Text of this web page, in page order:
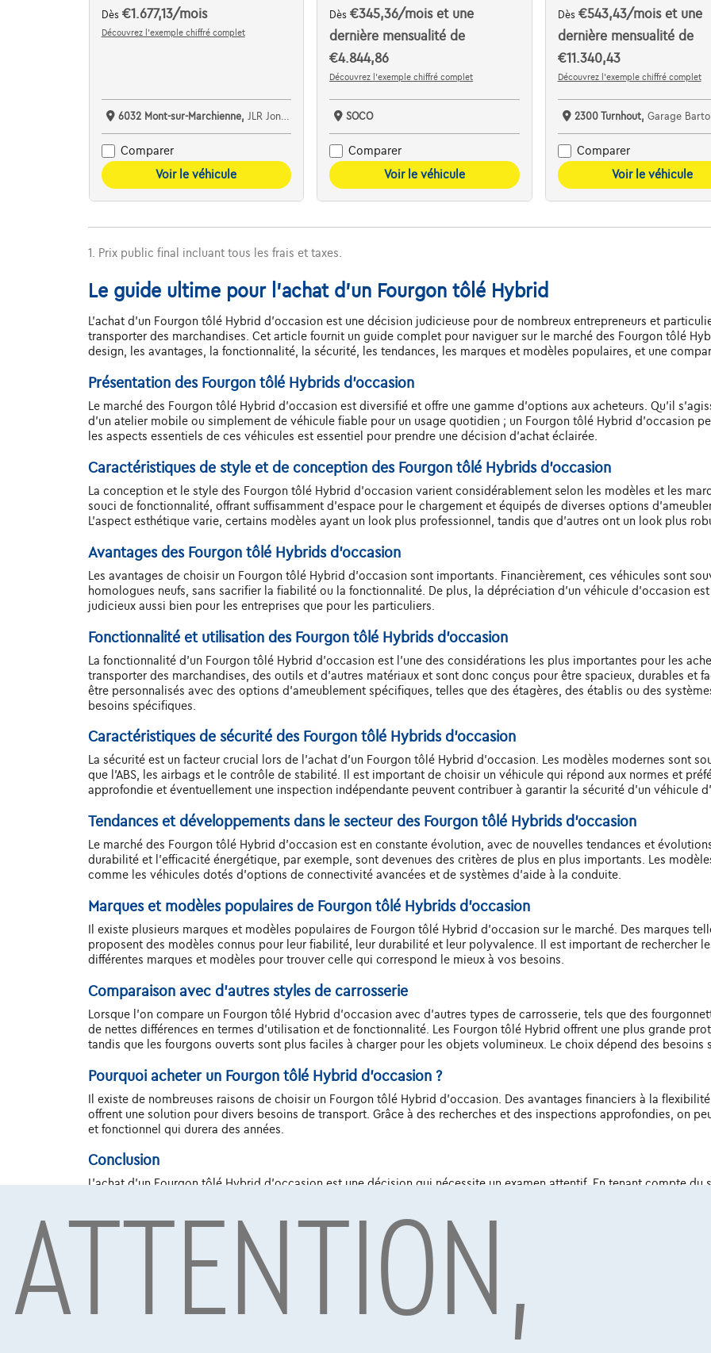
Dès €1.677,13/mois
Découvrez l’exemple chiffré complet
6032 Mont-sur-Marchienne, JLR Jonnaert Charleroi
Comparer
Voir le véhicule
Dès€345,36/moiset une
dernière mensualité de
€4.844,86
Découvrez l’exemple chiffré complet
SOCO
Comparer
Voir le véhicule
Dès €543,43/mois et une
dernière mensualité de
€11.340,43
Découvrez l’exemple chiffré complet
2300 Turnhout, Garage Barto
Comparer
Voir le véhicule
1. Prix public final incluant tous les frais et taxes.
Le guide ultime pour l'achat d'un Fourgon tôlé Hybrid
L'achat d'un Fourgon tôlé Hybrid d'occasion est une décision judicieuse pour de nombreux entrepreneurs et
transporter des marchandises. Cet article fournit un guide complet pour naviguer sur le marché des Fourgon tôlé
design, les avantages, la fonctionnalité, la sécurité, les tendances, les marques et modèles populaires, et une
Présentation des Fourgon tôlé Hybrids d'occasion
Le marché des Fourgon tôlé Hybrid d'occasion est diversifié et offre une gamme d'options aux acheteurs. Qu'il
d'un atelier mobile ou simplement de véhicule fiable pour un usage quotidien ; un Fourgon tôlé Hybrid d'occasion
les aspects essentiels de ces véhicules est essentiel pour prendre une décision d'achat éclairée.
Caractéristiques de style et de conception des Fourgon tôlé Hybrids d'occasion
La conception et le style des Fourgon tôlé Hybrid d'occasion varient considérablement selon les modèles et les
souci de fonctionnalité, offrant suffisamment d’espace pour le chargement et équipés de diverses options
L'aspect esthétique varie, certains modèles ayant un look plus professionnel, tandis que d'autres ont un look plus
Avantages des Fourgon tôlé Hybrids d'occasion
Les avantages de choisir un Fourgon tôlé Hybrid d'occasion sont importants. Financièrement, ces véhicules sont
homologues neufs, sans sacrifier la fiabilité ou la fonctionnalité. De plus, la dépréciation d'un véhicule d'occasion
judicieux aussi bien pour les entreprises que pour les particuliers.
Fonctionnalité et utilisation des Fourgon tôlé Hybrids d'occasion
La fonctionnalité d'un Fourgon tôlé Hybrid d'occasion est l'une des considérations les plus importantes pour les
transporter des marchandises, des outils et d'autres matériaux et sont donc conçus pour être spacieux, durables et
être personnalisés avec des options d'ameublement spécifiques, telles que des étagères, des établis ou des
besoins spécifiques.
Caractéristiques de sécurité des Fourgon tôlé Hybrids d'occasion
La sécurité est un facteur crucial lors de l'achat d'un Fourgon tôlé Hybrid d'occasion. Les modèles modernes sont
que l'ABS, les airbags et le contrôle de stabilité. Il est important de choisir un véhicule qui répond aux normes et
approfondie et éventuellement une inspection indépendante peuvent contribuer à garantir la sécurité d'un véhicule
Tendances et développements dans le secteur des Fourgon tôlé Hybrids d'occasion
Le marché des Fourgon tôlé Hybrid d'occasion est en constante évolution, avec de nouvelles tendances et
durabilité et l’efficacité énergétique, par exemple, sont devenues des critères de plus en plus importants. Les
comme les véhicules dotés d'options de connectivité avancées et de systèmes d'aide à la conduite.
Marques et modèles populaires de Fourgon tôlé Hybrids d'occasion
Il existe plusieurs marques et modèles populaires de Fourgon tôlé Hybrid d'occasion sur le marché. Des marques
proposent des modèles connus pour leur fiabilité, leur durabilité et leur polyvalence. Il est important de rechercher
différentes marques et modèles pour trouver celle qui correspond le mieux à vos besoins.
Comparaison avec d'autres styles de carrosserie
Lorsque l'on compare un Fourgon tôlé Hybrid d'occasion avec d'autres types de carrosserie, tels que des
de nettes différences en termes d'utilisation et de fonctionnalité. Les Fourgon tôlé Hybrid offrent une plus grande
tandis que les fourgons ouverts sont plus faciles à charger pour les objets volumineux. Le choix dépend des besoins
Pourquoi acheter un Fourgon tôlé Hybrid d'occasion ?
Il existe de nombreuses raisons de choisir un Fourgon tôlé Hybrid d'occasion. Des avantages financiers à la
offrent une solution pour divers besoins de transport. Grâce à des recherches et des inspections approfondies, on
et fonctionnel qui durera des années.
Conclusion
L'achat d'un Fourgon tôlé Hybrid d'occasion est une décision qui nécessite un examen attentif. En tenant compte
Sous réserve d’acceptation de votre demande de crédit par Alpha Credit s.a., prêteur, Montagne du Parc 8/3, 1000 Bruxelles, TVA
Mobility S.A., agent in bijkomstige hoedanigheid, Boulevard Albert II 4, B12, 1000 Brussel, BTW BE 1003.765.106, BE93 0019 6639
ATTENTION,